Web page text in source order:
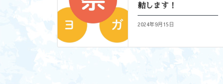
結します！
2024年9月15日